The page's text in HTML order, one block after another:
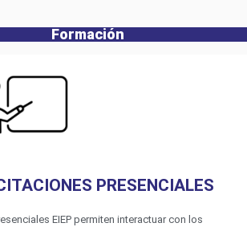
Formación
PRESENCIALES
EIEP permiten interactuar con los